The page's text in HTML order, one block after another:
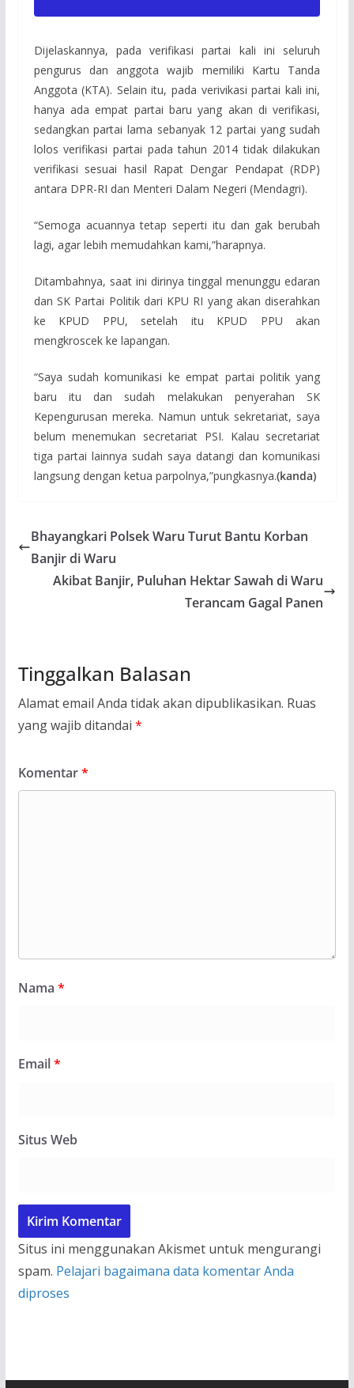
Dijelaskannya, pada verifikasi partai kali ini seluruh
pengurus dan anggota wajib memiliki Kartu Tanda
Anggota (KTA). Selain itu, pada verivikasi partai kali ini,
hanya ada empat partai baru yang akan di verifikasi,
sedangkan partai lama sebanyak 12 partai yang sudah
lolos verifikasi partai pada tahun 2014 tidak dilakukan
verifikasi sesuai hasil Rapat Dengar Pendapat (RDP)
antara DPR-RI dan Menteri Dalam Negeri (Mendagri).
“Semoga acuannya tetap seperti itu dan gak berubah
lagi, agar lebih memudahkan kami,”harapnya.
Ditambahnya, saat ini dirinya tinggal menunggu edaran
dan SK Partai Politik dari KPU RI yang akan diserahkan
ke KPUD PPU, setelah itu KPUD PPU akan
mengkroscek ke lapangan.
“Saya sudah komunikasi ke empat partai politik yang
baru itu dan sudah melakukan penyerahan SK
Kepengurusan mereka. Namun untuk sekretariat, saya
belum menemukan secretariat PSI. Kalau secretariat
tiga partai lainnya sudah saya datangi dan komunikasi
langsung dengan ketua parpolnya,”pungkasnya.(kanda)
Bhayangkari Polsek Waru Turut Bantu Korban
Banjir di Waru
Akibat Banjir, Puluhan Hektar Sawah di Waru
Terancam Gagal Panen
Tinggalkan Balasan
Alamat email Anda tidak akan dipublikasikan. Ruas
yang wajib ditandai *
Komentar*
Nama *
Email*
Situs Web
Situs ini menggunakan Akismet untuk mengurangi
spam. Pelajari bagaimana data komentar Anda
diproses